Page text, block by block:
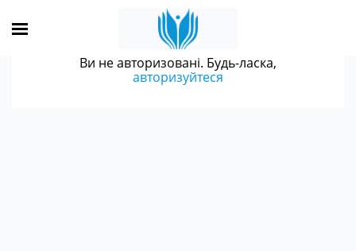
Ви не авторизовані. Будь-ласка,
авторизуйтеся